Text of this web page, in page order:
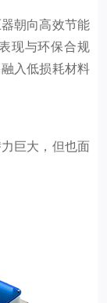
朝向高效节能
现与环保合规
入低损耗材料
巨大，但也面